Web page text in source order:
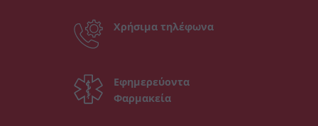
Χρήσιμα τηλέφωνα
Εφημερεύοντα
Φαρμακεία